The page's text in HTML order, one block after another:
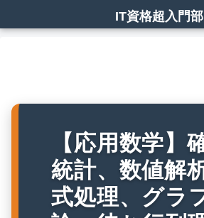
IT資格超入門部
【応用数学】
統計、数値解
式処理、グラ